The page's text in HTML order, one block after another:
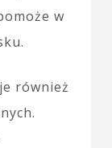
w
również